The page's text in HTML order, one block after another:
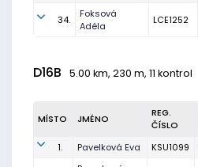
34.
Foksová
Adéla
LCE1252
D16B 5.00 km, 230 m, 11 kontrol
MÍSTO JMÉNO
REG.
ČÍSLO
1. Pavelková Eva KSU1099